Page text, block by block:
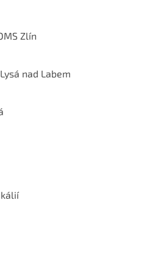
Zlín
nad Labem